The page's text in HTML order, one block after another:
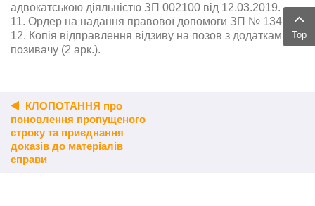
адвокатською діяльністю ЗП 002100 від 12.03.2019.
11. Ордер на надання правової допомоги ЗП № 134202.
12. Копія відправлення відзиву на позов з додатками
позивачу (2 арк.).
КЛОПОТАННЯ про
поновлення пропущеного
строку та приєднання
доказів до матеріалів
справи
Top